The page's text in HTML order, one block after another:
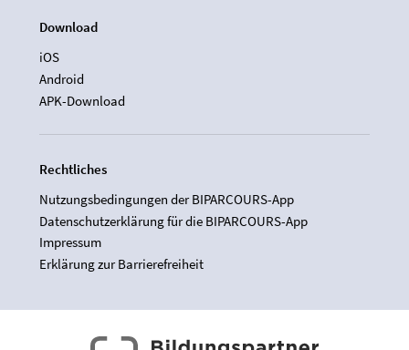
Download
iOS
Android
APK-Download
Rechtliches
Nutzungsbedingungen der BIPARCOURS-App
Datenschutzerklärung für die BIPARCOURS-App
Impressum
Erklärung zur Barrierefreiheit